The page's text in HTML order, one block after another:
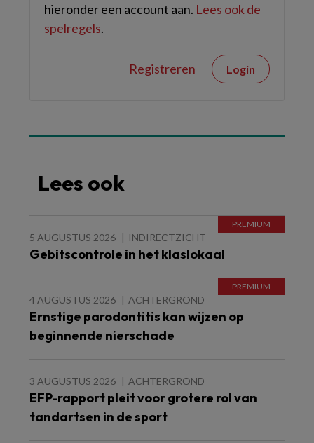
hieronder een account aan. Lees ook de
spelregels.
Registreren Login
Lees ook
5 AUGUSTUS 2026 INDIRECTZICHT
Gebitscontrole in het klaslokaal
4 AUGUSTUS 2026 ACHTERGROND
Ernstige parodontitis kan wijzen op
beginnende nierschade
3 AUGUSTUS 2026 ACHTERGROND
EFP-rapport pleit voor grotere rol van
tandartsen in de sport